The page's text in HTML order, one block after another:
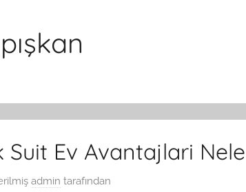
Suit Ev Avantajlari
admin tarafından